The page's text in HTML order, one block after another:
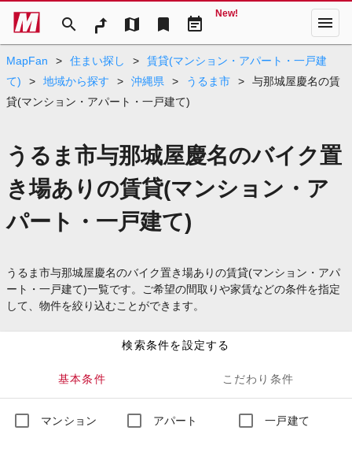
search map bookmark event_note
New! menu
MapFan > 住まい探し >
賃貸(マンション・アパート・一戸建
て)
> 地域から探す > 沖縄県 > うるま市 >
与那城屋慶名の賃
貸(マンション・アパート・一戸建て)
うるま市与那城屋慶名のバイク置
き場ありの賃貸(マンション・ア
パート・一戸建て)
うるま市与那城屋慶名のバイク置き場ありの賃貸(マンション・アパ
ート・一戸建て)一覧です。ご希望の間取りや家賃などの条件を指定
して、物件を絞り込むことができます。
検索条件を設定する
基本条件 こだわり条件
マンション アパート 一戸建て